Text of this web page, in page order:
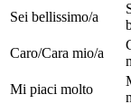
Sei bellissimo/a
Caro/Cara mio/a
Mi piaci molto